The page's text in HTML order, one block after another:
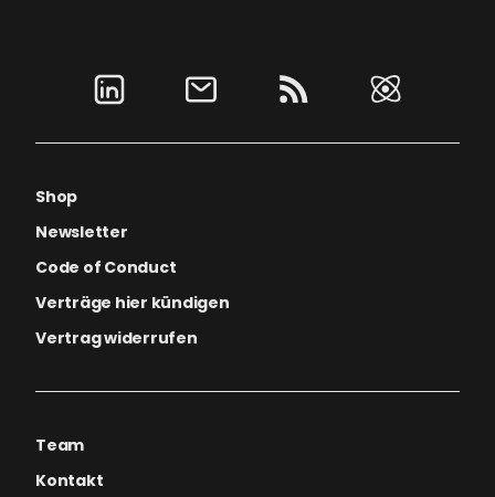
Shop
Newsletter
Code of Conduct
Verträge hier kündigen
Vertrag widerrufen
Team
Kontakt